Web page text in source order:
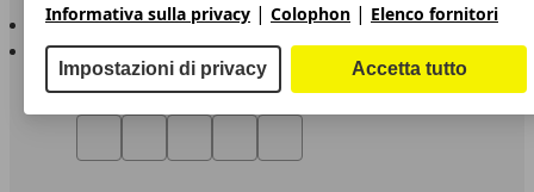
AutoScout24 per iOS
AutoScout24 per Android
Informativa sulla privacy | Colophon | Elenco fornitori
Impostazioni di privacy Accetta tutto